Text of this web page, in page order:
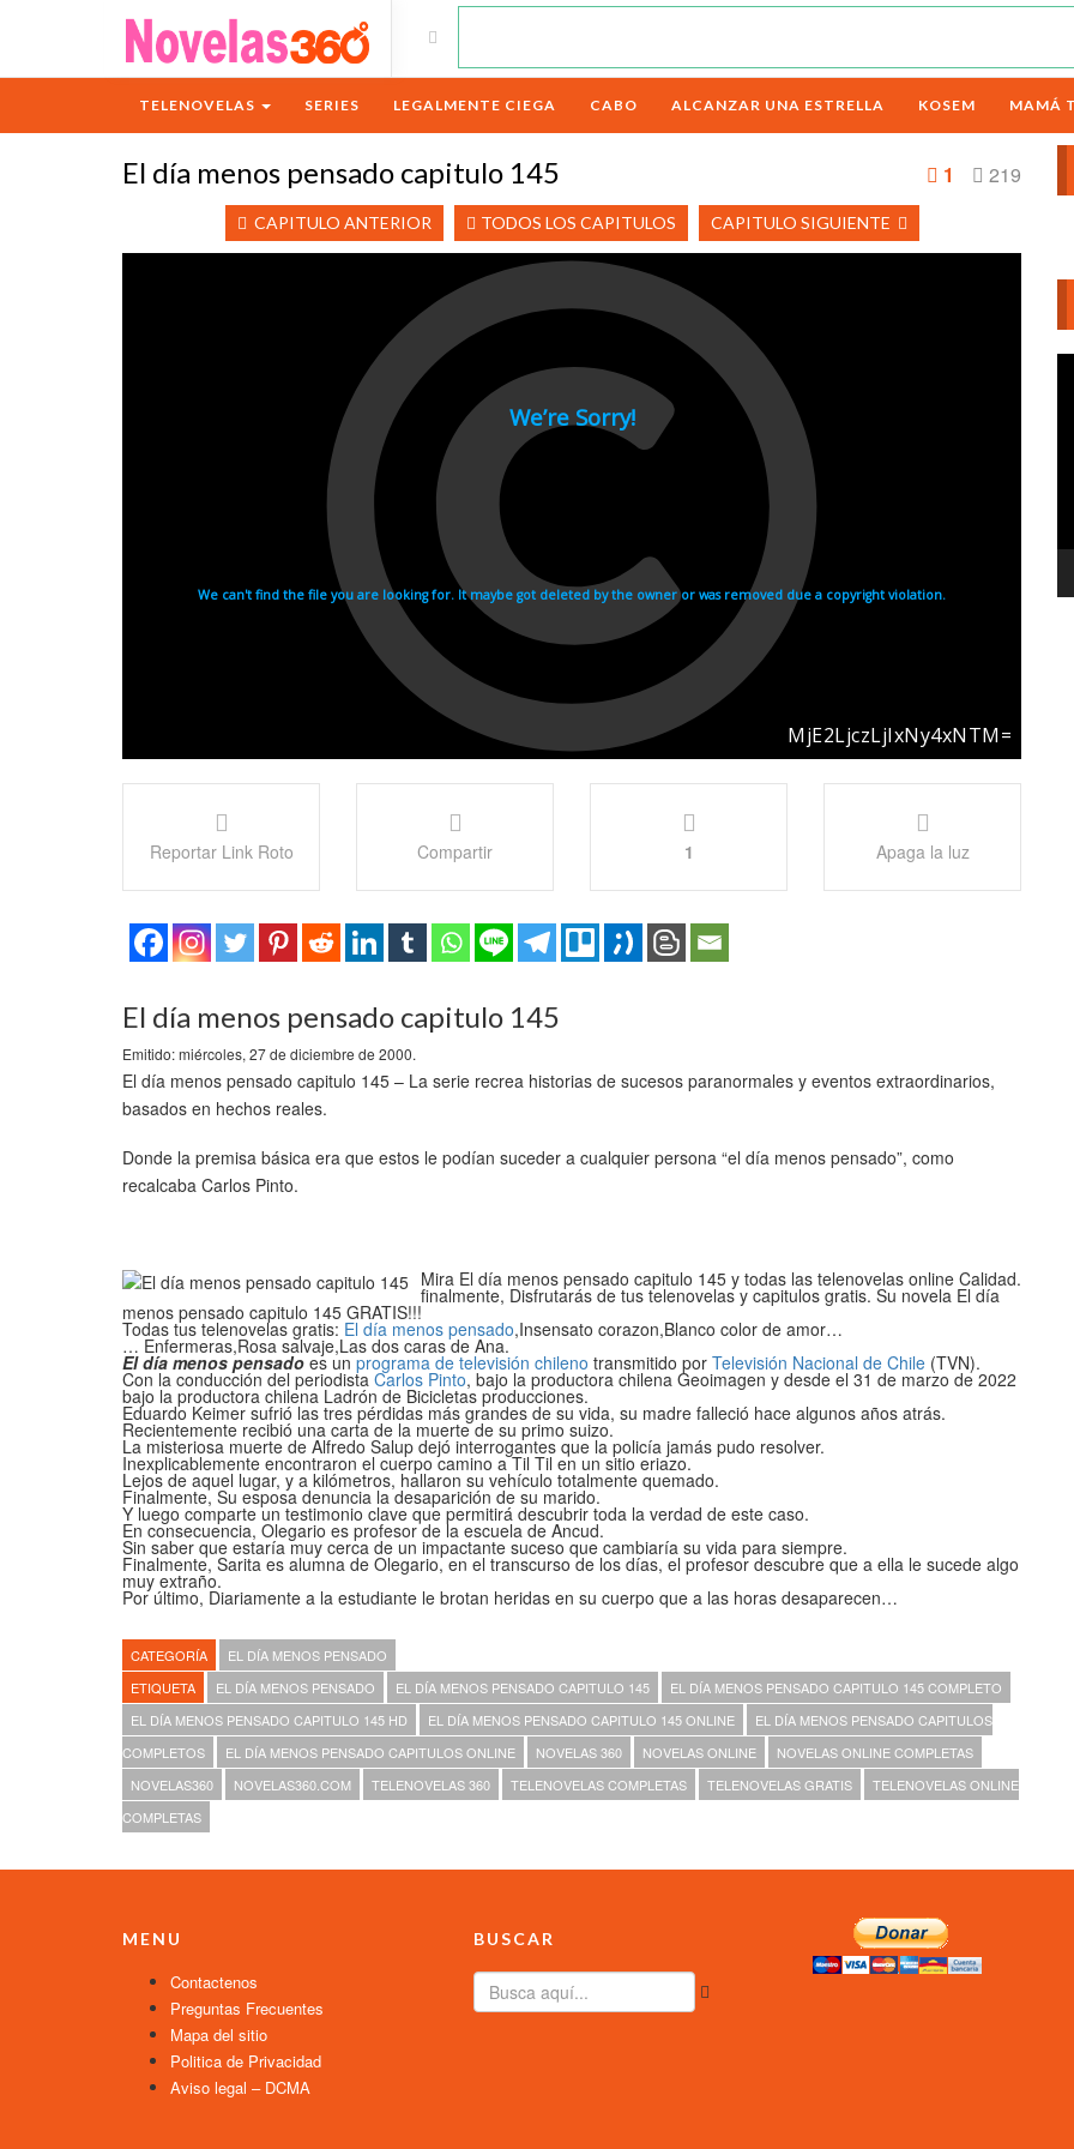
TELENOVELAS SERIES LEGALMENTE CIEGA CABO ALCANZAR UNA ESTRELLA KOSEM MAMÁ
El día menos pensado capitulo 145 219
1
CAPITULO ANTERIOR TODOS LOS CAPITULOS CAPITULO SIGUIENTE
Reportar Link Roto Compartir 1 Apaga la luz
El día menos pensado capitulo 145
Emitido: miércoles, 27 de diciembre de 2000.
El día menos pensado capitulo 145 – La serie recrea historias de sucesos paranormales y eventos extraordinarios,
basados en hechos reales.
Donde la premisa básica era que estos le podían suceder a cualquier persona “el día menos pensado”, como
recalcaba Carlos Pinto.
Mira El día menos pensado capitulo 145 y todas las telenovelas online Calidad.
finalmente, Disfrutarás de tus telenovelas y capitulos gratis. Su novela El día
menos pensado capitulo 145 GRATIS!!!
Todas tus telenovelas gratis: El día menos pensado,Insensato corazon,Blanco color de amor…
… Enfermeras,Rosa salvaje,Las dos caras de Ana.
El día menos pensado es un programa de televisión chileno transmitido por Televisión Nacional de Chile (TVN).
Con la conducción del periodista Carlos Pinto, bajo la productora chilena Geoimagen y desde el 31 de marzo de 2022
bajo la productora chilena Ladrón de Bicicletas producciones.
Eduardo Keimer sufrió las tres pérdidas más grandes de su vida, su madre falleció hace algunos años atrás.
Recientemente recibió una carta de la muerte de su primo suizo.
La misteriosa muerte de Alfredo Salup dejó interrogantes que la policía jamás pudo resolver.
Inexplicablemente encontraron el cuerpo camino a Til Til en un sitio eriazo.
Lejos de aquel lugar, y a kilómetros, hallaron su vehículo totalmente quemado.
Finalmente, Su esposa denuncia la desaparición de su marido.
Y luego comparte un testimonio clave que permitirá descubrir toda la verdad de este caso.
En consecuencia, Olegario es profesor de la escuela de Ancud.
Sin saber que estaría muy cerca de un impactante suceso que cambiaría su vida para siempre.
Finalmente, Sarita es alumna de Olegario, en el transcurso de los días, el profesor descubre que a ella le sucede algo
muy extraño.
Por último, Diariamente a la estudiante le brotan heridas en su cuerpo que a las horas desaparecen…
CATEGORÍA
EL DÍA MENOS PENSADO
ETIQUETA
EL DÍA MENOS PENSADO EL DÍA MENOS PENSADO CAPITULO 145
EL DÍA MENOS PENSADO CAPITULO 145 COMPLETO
EL DÍA MENOS PENSADO CAPITULO 145 HD
EL DÍA MENOS PENSADO CAPITULO 145 ONLINE
EL DÍA MENOS PENSADO CAPITULOS
COMPLETOS
EL DÍA MENOS PENSADO CAPITULOS ONLINE NOVELAS 360 NOVELAS ONLINE
NOVELAS ONLINE COMPLETAS
NOVELAS360
NOVELAS360.COM TELENOVELAS 360 TELENOVELAS COMPLETAS TELENOVELAS GRATIS
TELENOVELAS ONLINE
COMPLETAS
MENU
Contactenos
Preguntas Frecuentes
Mapa del sitio
Politica de Privacidad
Aviso legal – DCMA
BUSCAR